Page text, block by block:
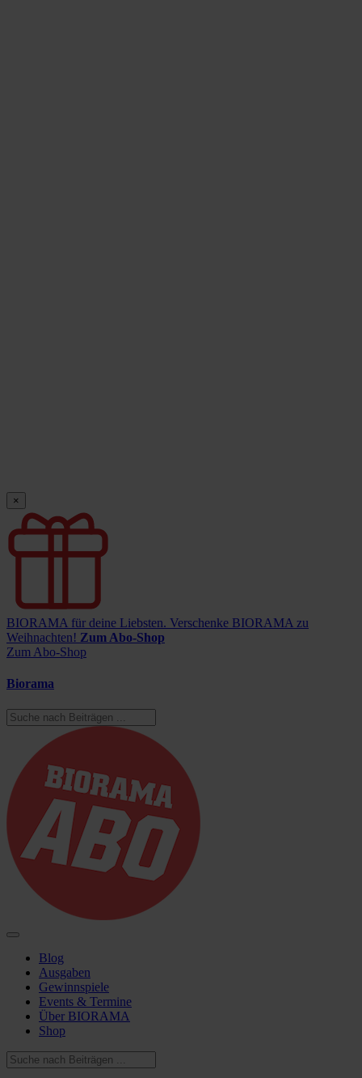
×
BIORAMA für deine Liebsten. Verschenke BIORAMA zu
Weihnachten! Zum Abo-Shop
Zum Abo-Shop
Biorama
Blog
Ausgaben
Gewinnspiele
Events & Termine
Über BIORAMA
Shop